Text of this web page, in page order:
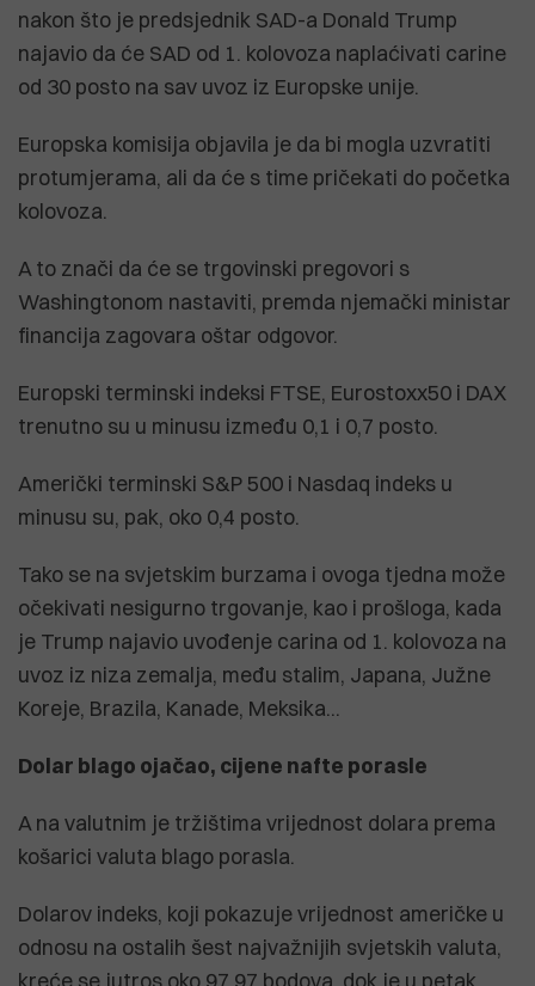
nakon što je predsjednik SAD-a Donald Trump
najavio da će SAD od 1. kolovoza naplaćivati carine
od 30 posto na sav uvoz iz Europske unije.
Europska komisija objavila je da bi mogla uzvratiti
protumjerama, ali da će s time pričekati do početka
kolovoza.
A to znači da će se trgovinski pregovori s
Washingtonom nastaviti, premda njemački ministar
financija zagovara oštar odgovor.
Europski terminski indeksi FTSE, Eurostoxx50 i DAX
trenutno su u minusu između 0,1 i 0,7 posto.
Američki terminski S&P 500 i Nasdaq indeks u
minusu su, pak, oko 0,4 posto.
Tako se na svjetskim burzama i ovoga tjedna može
očekivati nesigurno trgovanje, kao i prošloga, kada
je Trump najavio uvođenje carina od 1. kolovoza na
uvoz iz niza zemalja, među stalim, Japana, Južne
Koreje, Brazila, Kanade, Meksika...
Dolar blago ojačao, cijene nafte porasle
A na valutnim je tržištima vrijednost dolara prema
košarici valuta blago porasla.
Dolarov indeks, koji pokazuje vrijednost američke u
odnosu na ostalih šest najvažnijih svjetskih valuta,
kreće se jutros oko 97,97 bodova, dok je u petak